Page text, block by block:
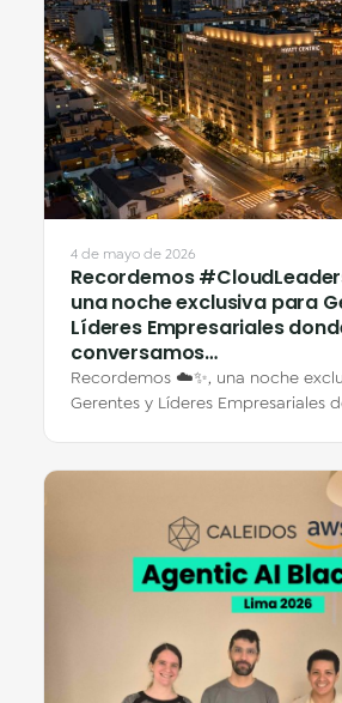
4 de mayo de 2026
Recordemos
una noche exclusiva para
Líderes Empresariales
conversamos…
Recordemos ☁️✨, una noche
Gerentes y Líderes Empresariales